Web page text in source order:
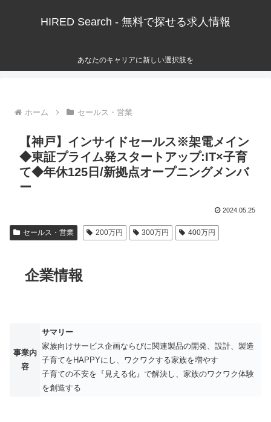
HIRED Search - 無料で探せる求人情報
あなたのキャリアに新しい選択肢を
ホーム セールス・営業
【神戸】インサイドセールス※架電メイン
◆東証プライム発スタートアップ:IT×子育
て◆年休125日/新拠点オープニングメンバ
ー
2024.05.25
セールス・営業 200万円 300万円 400万円
企業情報
事業内
容
サマリー
家族向けサービス企画ならびに関連製品の開発、設計、製造
子育てをHAPPYにし、ワクワクする家族を増やす
子育ての不安を『見える化』で解決し、家族のワクワク体験
を創造する